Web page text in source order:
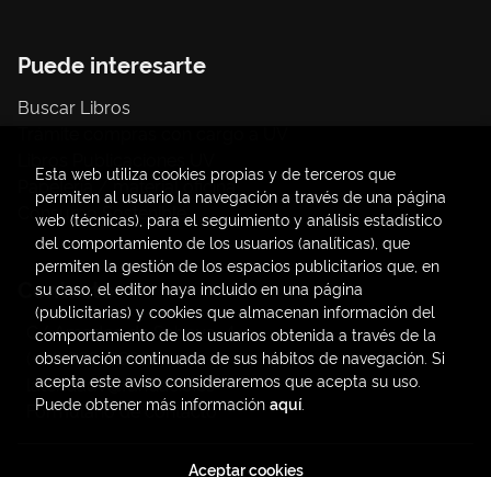
Puede interesarte
Buscar Libros
Papelería / material oficina
Consumo Sostenible
Contacto
C/ Amadeo de Saboya, 4
(+34) 963828968
latendauv@fundacio.es
Formulario de contacto
Esta web utiliza cookies propias y de terceros que
permiten al usuario la navegación a través de una página
web (técnicas), para el seguimiento y análisis estadístico
del comportamiento de los usuarios (analíticas), que
permiten la gestión de los espacios publicitarios que, en
su caso, el editor haya incluido en una página
(publicitarias) y cookies que almacenan información del
comportamiento de los usuarios obtenida a través de la
observación continuada de sus hábitos de navegación. Si
acepta este aviso consideraremos que acepta su uso.
Puede obtener más información aquí.
Aceptar cookies